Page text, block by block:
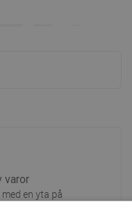
varor
en yta på